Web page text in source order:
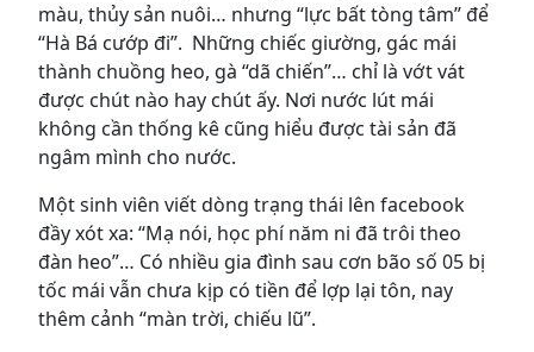
màu, thủy sản nuôi… nhưng “lực bất tòng tâm” để
“Hà Bá cướp đi”. Những chiếc giường, gác mái
thành chuồng heo, gà “dã chiến”… chỉ là vớt vát
được chút nào hay chút ấy. Nơi nước lút mái
không cần thống kê cũng hiểu được tài sản đã
ngâm mình cho nước.
Một sinh viên viết dòng trạng thái lên facebook
đầy xót xa: “Mạ nói, học phí năm ni đã trôi theo
đàn heo”… Có nhiều gia đình sau cơn bão số 05 bị
tốc mái vẫn chưa kịp có tiền để lợp lại tôn, nay
thêm cảnh “màn trời, chiếu lũ”.